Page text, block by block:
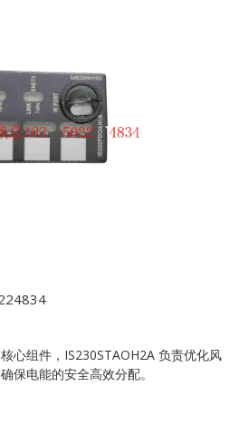
心组件，IS230STAOH2A 负责优化风
保电能的安全高效分配。